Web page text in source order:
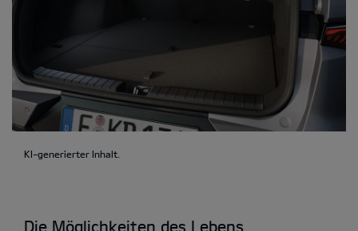
KI-generierter Inhalt.
Die Möglichkeiten des Lebens.